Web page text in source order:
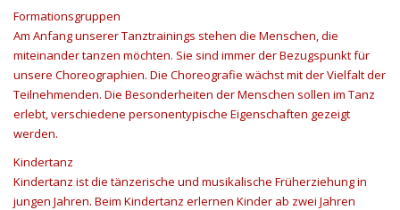
Formationsgruppen
Am Anfang unserer Tanztrainings stehen die Menschen, die
miteinander tanzen möchten. Sie sind immer der Bezugspunkt für
unsere Choreographien. Die Choreografie wächst mit der Vielfalt der
Teilnehmenden. Die Besonderheiten der Menschen sollen im Tanz
erlebt, verschiedene personentypische Eigenschaften gezeigt
werden.
Kindertanz
Kindertanz ist die tänzerische und musikalische Früherziehung in
jungen Jahren. Beim Kindertanz erlernen Kinder ab zwei Jahren